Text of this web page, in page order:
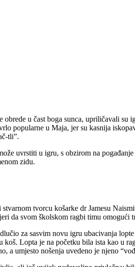
u čast boga sunca, upriličavali
popularne u Maja, jer su kasnija
tli”.
uvrstiti u igru, s obzirom na
zidu.
tvorcu košarke dr Jamesu
da svom školskom ragbi timu omogući
za sasvim novu igru ubacivanja
Lopta je na početku bila ista kao u
a umjesto nošenja uvedeno je njeno